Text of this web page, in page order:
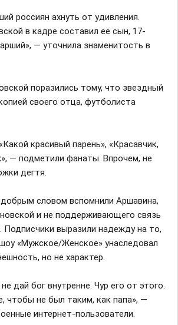
россиян ахнуть от удивления.
в кадре составил ее сын, 17-
— уточнила знаменитость в
поразились тому, что звездный
своего отца, футболиста
красивый парень», «Красавчик,
— подметили фанаты. Впрочем, не
дегтя.
словом вспомнили Аршавина,
и не поддерживающего связь
Подписчики выразили надежду на то,
«Мужское/Женское» унаследовал
но не характер.
дай бог внутренне. Чур его от этого.
чтобы не был таким, как папа», —
интернет-пользователи.